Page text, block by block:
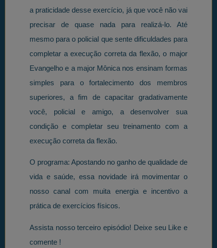
a praticidade desse exercício, já que você não vai
precisar de quase nada para realizá-lo. Até
mesmo para o policial que sente dificuldades para
completar a execução correta da flexão, o major
Evangelho e a major Mônica nos ensinam formas
simples para o fortalecimento dos membros
superiores, a fim de capacitar gradativamente
você, policial e amigo, a desenvolver sua
condição e completar seu treinamento com a
execução correta da flexão.
O programa: Apostando no ganho de qualidade de
vida e saúde, essa novidade irá movimentar o
nosso canal com muita energia e incentivo a
prática de exercícios físicos.
Assista nosso terceiro episódio! Deixe seu Like e
comente !